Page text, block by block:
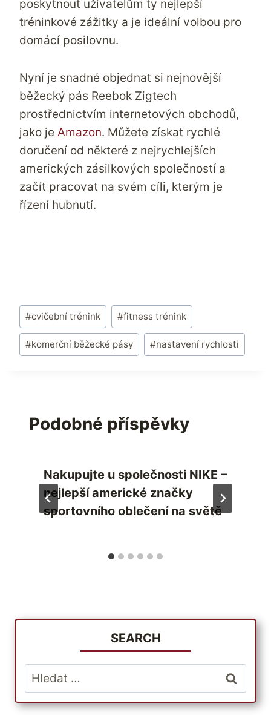
poskytnout uživatelům ty nejlepší
tréninkové zážitky a je ideální volbou pro
domácí posilovnu.
Nyní je snadné objednat si nejnovější
běžecký pás Reebok Zigtech
prostřednictvím internetových obchodů,
jako je Amazon. Můžete získat rychlé
doručení od některé z nejrychlejších
amerických zásilkových společností a
začít pracovat na svém cíli, kterým je
řízení hubnutí.
Štítky
příspěvků:
#cvičební trénink #fitness trénink
#komerční běžecké pásy #nastavení rychlosti
Podobné příspěvky
Nakupujte u společnosti NIKE –
nejlepší americké značky
sportovního oblečení na světě
SEARCH
Vyhledávání